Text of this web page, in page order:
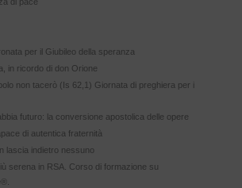
per il Giubileo della speranza
in ricordo di don Orione
non tacerò (Is 62,1) Giornata di preghiera per i
futuro: la conversione apostolica delle opere
di autentica fraternità
lascia indietro nessuno
serena in RSA. Corso di formazione su